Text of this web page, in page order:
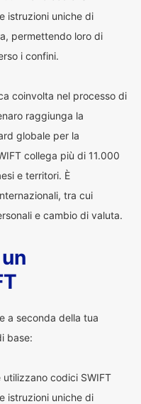
istruzioni uniche di
permettendo loro di
i confini.
coinvolta nel processo di
raggiunga la
globale per la
collega più di 11.000
e territori. È
tra cui
e cambio di valuta.
a seconda della tua
base:
codici SWIFT
istruzioni uniche di